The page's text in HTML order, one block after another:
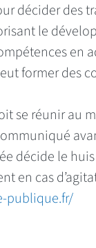
décider des
le
en
former des
se réunir au
décide le
en cas
publique.fr/